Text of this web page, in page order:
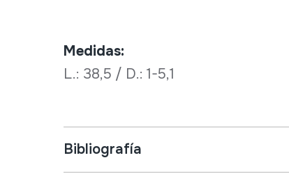
Medidas:
L.: 38,5 / D.: 1-5,1
Bibliografía